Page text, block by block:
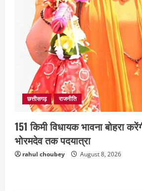
छत्तीसगढ़ राजनीति
151 किमी विधायक भावना बोहरा
भोरमदेव तक पदयात्रा
rahul choubey August 8, 2026
3
Court Jharkhand
JPSC विवाद के बीच
जाने क्या ?
August 9, 2026
4
छत्तीसगढ़ राज्य
राजनीतिक दांव-पेंच के
मनेंद्रगढ़ में डीएफओ का
August 9, 2026
छत्तीसगढ़
151 किमी विधायक
अमरकंटक से भोरमदेव